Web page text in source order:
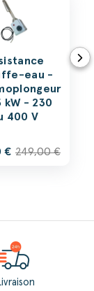
eau -
kW - 230
400 V
€ 249,00 €